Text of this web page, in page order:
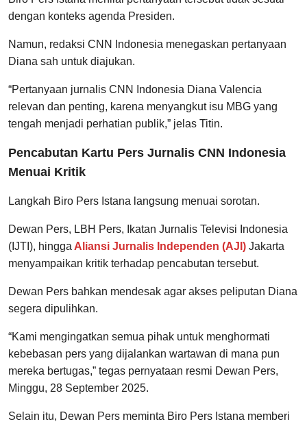
dengan konteks agenda Presiden.
Namun, redaksi CNN Indonesia menegaskan pertanyaan
Diana sah untuk diajukan.
“Pertanyaan jurnalis CNN Indonesia Diana Valencia
relevan dan penting, karena menyangkut isu MBG yang
tengah menjadi perhatian publik,” jelas Titin.
Pencabutan Kartu Pers Jurnalis CNN Indonesia
Menuai Kritik
Langkah Biro Pers Istana langsung menuai sorotan.
Dewan Pers, LBH Pers, Ikatan Jurnalis Televisi Indonesia
(IJTI), hingga Aliansi Jurnalis Independen (AJI) Jakarta
menyampaikan kritik terhadap pencabutan tersebut.
Dewan Pers bahkan mendesak agar akses peliputan Diana
segera dipulihkan.
“Kami mengingatkan semua pihak untuk menghormati
kebebasan pers yang dijalankan wartawan di mana pun
mereka bertugas,” tegas pernyataan resmi Dewan Pers,
Minggu, 28 September 2025.
Selain itu, Dewan Pers meminta Biro Pers Istana memberi